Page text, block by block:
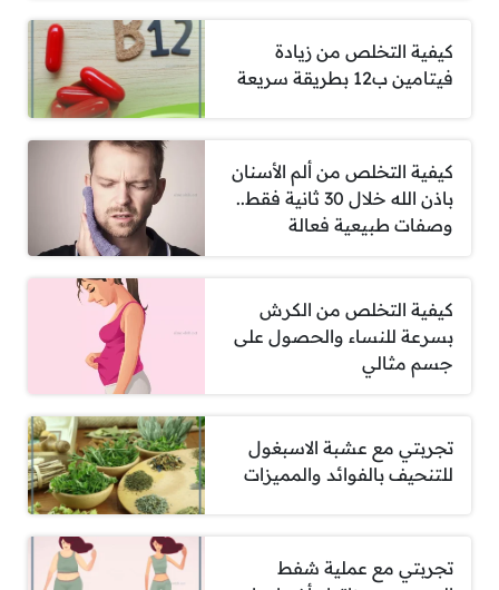
كيفية التخلص من زيادة
فيتامين ب12 بطريقة سريعة
كيفية التخلص من ألم الأسنان
باذن الله خلال 30 ثانية فقط..
وصفات طبيعية فعالة
كيفية التخلص من الكرش
بسرعة للنساء والحصول على
جسم مثالي
تجربتي مع عشبة الاسبغول
للتنحيف بالفوائد والمميزات
تجربتي مع عملية شفط